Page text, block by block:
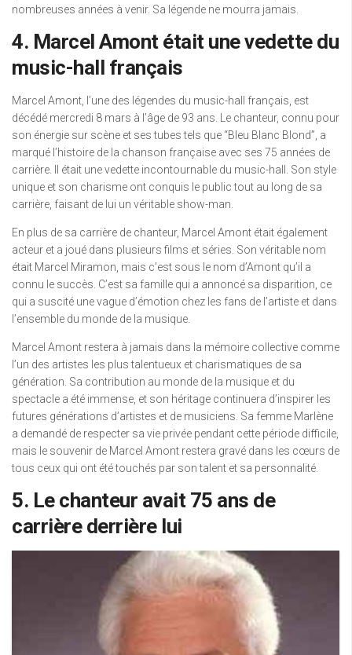
nombreuses années à venir. Sa légende ne mourra jamais.
4. Marcel Amont était une vedette du
music-hall français
Marcel Amont, l’une des légendes du music-hall français, est
décédé mercredi 8 mars à l’âge de 93 ans. Le chanteur, connu pour
son énergie sur scène et ses tubes tels que “Bleu Blanc Blond”, a
marqué l’histoire de la chanson française avec ses 75 années de
carrière. Il était une vedette incontournable du music-hall. Son style
unique et son charisme ont conquis le public tout au long de sa
carrière, faisant de lui un véritable show-man.
En plus de sa carrière de chanteur, Marcel Amont était également
acteur et a joué dans plusieurs films et séries. Son véritable nom
était Marcel Miramon, mais c’est sous le nom d’Amont qu’il a
connu le succès. C’est sa famille qui a annoncé sa disparition, ce
qui a suscité une vague d’émotion chez les fans de l’artiste et dans
l’ensemble du monde de la musique.
Marcel Amont restera à jamais dans la mémoire collective comme
l’un des artistes les plus talentueux et charismatiques de sa
génération. Sa contribution au monde de la musique et du
spectacle a été immense, et son héritage continuera d’inspirer les
futures générations d’artistes et de musiciens. Sa femme Marlène
a demandé de respecter sa vie privée pendant cette période difficile,
mais le souvenir de Marcel Amont restera gravé dans les cœurs de
tous ceux qui ont été touchés par son talent et sa personnalité.
5. Le chanteur avait 75 ans de
carrière derrière lui